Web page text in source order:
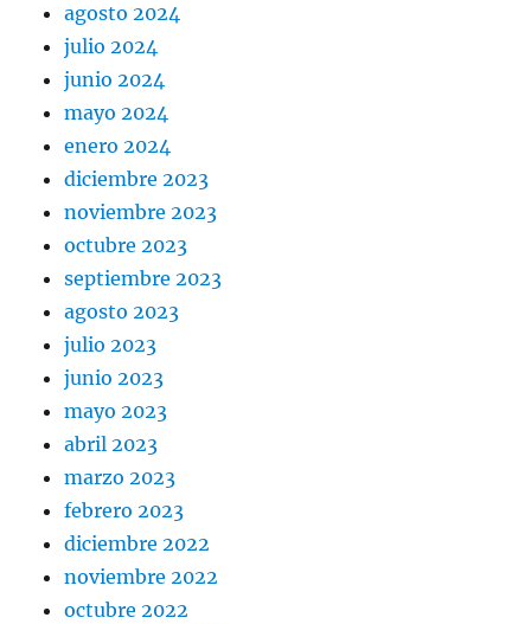
agosto 2024
julio 2024
junio 2024
mayo 2024
enero 2024
diciembre 2023
noviembre 2023
octubre 2023
septiembre 2023
agosto 2023
julio 2023
junio 2023
mayo 2023
abril 2023
marzo 2023
febrero 2023
diciembre 2022
noviembre 2022
octubre 2022